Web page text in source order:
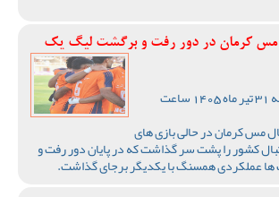
کرمان در دور رفت و برگشت لیگ یک
چهارشنبه 31 تیر ماه 1405 ساعت
مس کرمان در حالی بازی های
کشور را پشت سر گذاشت که در پایان دور رفت و
ها عملکردی همسنگ با یکدیگر برجای گذاشت.